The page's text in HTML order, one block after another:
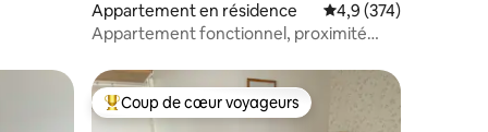
: 4,91 sur 5
Appartement en résidence Évaluation moyenne
4,9 (374)
Appartement fonctionnel, proximité
Coups de cœur voyageurs les plus appréciés
Coup de cœur voyageurs